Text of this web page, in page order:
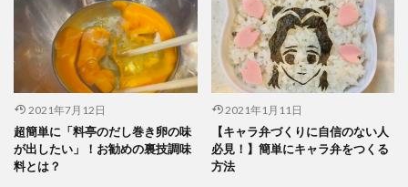
2021年7月12日
超簡単に「料亭のだし巻き卵の味
が出したい」！お勧めの裏技調味
料とは？
2021年1月11日
【キャラ弁づくりに自信のない人
必見！】簡単にキャラ弁をつくる
方法